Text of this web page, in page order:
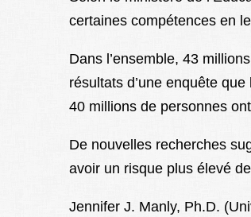
certaines compétences en
Dans l’ensemble, 43
résultats d’une enquête
40 millions de personnes
De nouvelles recherches
avoir un risque plus élevé de
Jennifer J. Manly, Ph.D.